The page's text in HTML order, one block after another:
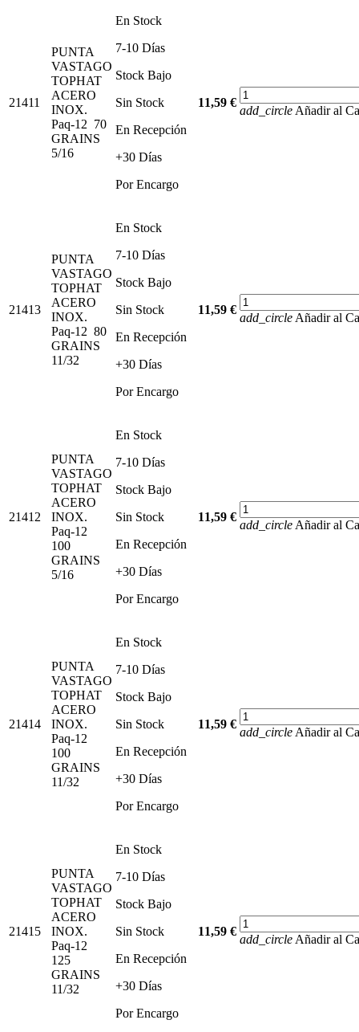
21411
PUNTA
VASTAGO
TOPHAT
ACERO
INOX.
Paq-12 70
GRAINS
5/16
En Stock
7-10 Días
Stock Bajo
Sin Stock
En Recepción
+30 Días
Por Encargo
11,59 €
add_circleAñadir al
21413
PUNTA
VASTAGO
TOPHAT
ACERO
INOX.
Paq-12 80
GRAINS
11/32
En Stock
7-10 Días
Stock Bajo
Sin Stock
En Recepción
+30 Días
Por Encargo
11,59 €
add_circleAñadir al
21412
PUNTA
VASTAGO
TOPHAT
ACERO
INOX.
Paq-12
100
GRAINS
5/16
En Stock
7-10 Días
Stock Bajo
Sin Stock
En Recepción
+30 Días
Por Encargo
11,59 €
add_circleAñadir al
21414
PUNTA
VASTAGO
TOPHAT
ACERO
INOX.
Paq-12
100
GRAINS
11/32
En Stock
7-10 Días
Stock Bajo
Sin Stock
En Recepción
+30 Días
Por Encargo
11,59 €
add_circleAñadir al
21415
PUNTA
VASTAGO
TOPHAT
ACERO
INOX.
Paq-12
125
GRAINS
11/32
En Stock
7-10 Días
Stock Bajo
Sin Stock
En Recepción
+30 Días
Por Encargo
11,59 €
add_circleAñadir al